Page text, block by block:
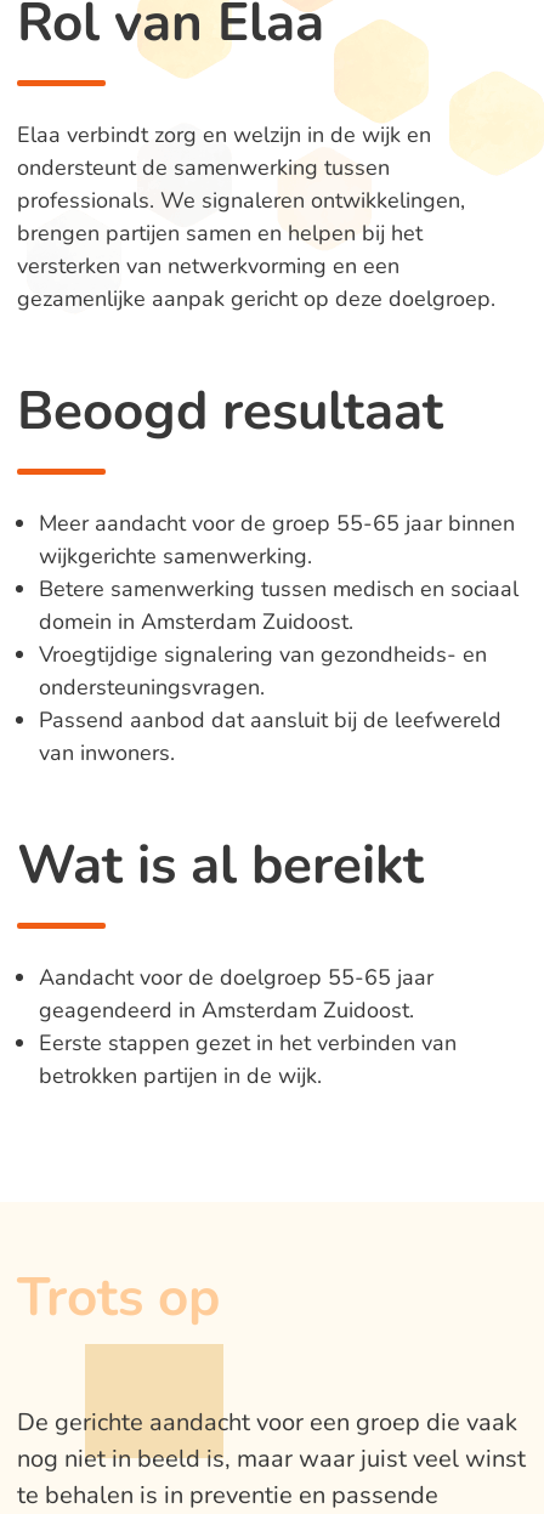
Rol van Elaa
Elaa verbindt zorg en welzijn in de wijk en
ondersteunt de samenwerking tussen
professionals. We signaleren ontwikkelingen,
brengen partijen samen en helpen bij het
versterken van netwerkvorming en een
gezamenlijke aanpak gericht op deze doelgroep.
Beoogd resultaat
Meer aandacht voor de groep 55-65 jaar binnen
wijkgerichte samenwerking.
Betere samenwerking tussen medisch en sociaal
domein in Amsterdam Zuidoost.
Vroegtijdige signalering van gezondheids- en
ondersteuningsvragen.
Passend aanbod dat aansluit bij de leefwereld
van inwoners.
Wat is al bereikt
Aandacht voor de doelgroep 55-65 jaar
geagendeerd in Amsterdam Zuidoost.
Eerste stappen gezet in het verbinden van
betrokken partijen in de wijk.
Trots op
De gerichte aandacht voor een groep die vaak
nog niet in beeld is, maar waar juist veel winst
te behalen is in preventie en passende